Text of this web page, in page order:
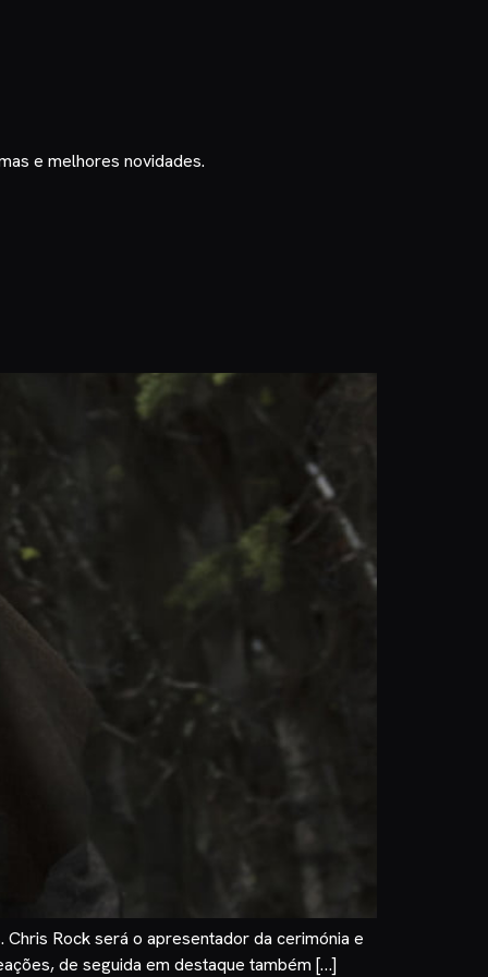
e melhores novidades.
Rock será o apresentador da cerimónia e
de seguida em destaque também […]